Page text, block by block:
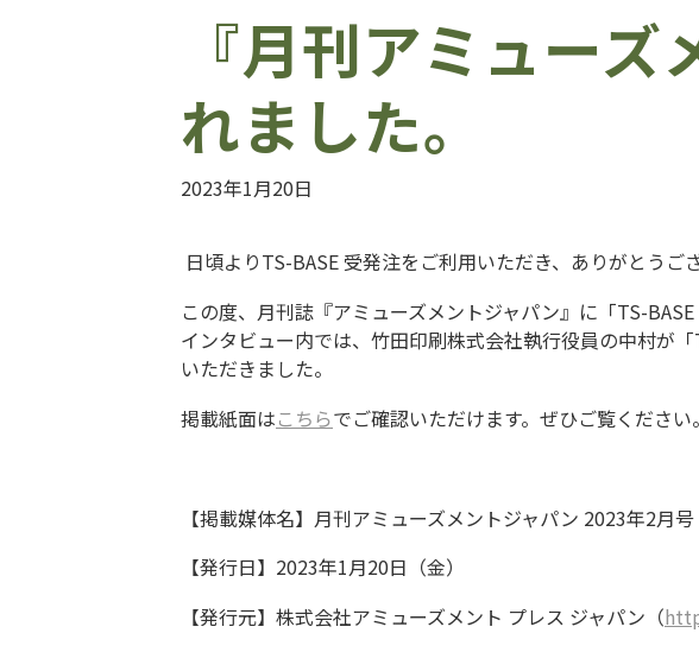
『月刊アミュー
れました。
2023年1月20日
日頃よりTS-BASE 受発注をご利用いただき、ありがとうござ
この度、月刊誌『アミューズメントジャパン』に「TS-
インタビュー内では、竹田印刷株式会社執行役員の中村が
いただきました。
掲載紙面はこちらでご確認いただけます。ぜひご覧ください。
【掲載媒体名】月刊アミューズメントジャパン 2023年2月号
【発行日】2023年1月20日（金）
【発行元】株式会社アミューズメント プレス ジャパン（